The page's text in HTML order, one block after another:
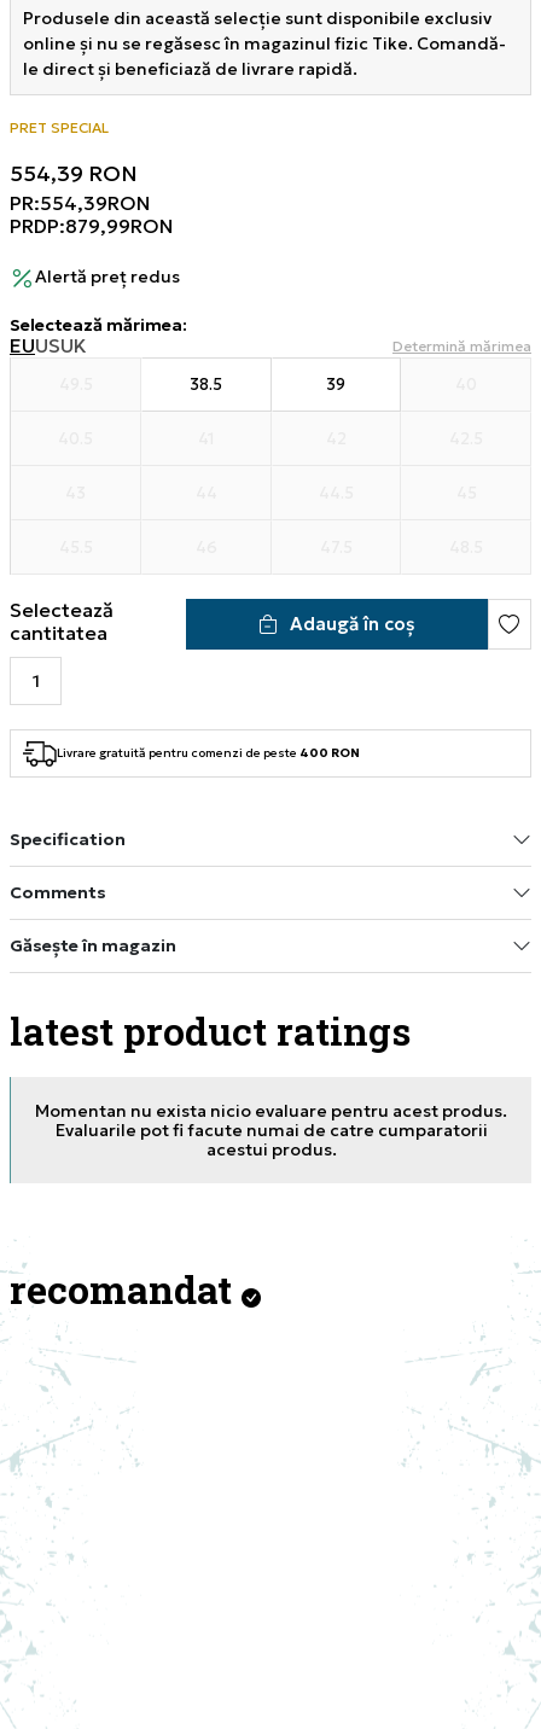
Produsele din această selecție sunt disponibile exclusiv
online și nu se regăsesc în magazinul fizic Tike. Comandă-
le direct și beneficiază de livrare rapidă.
PRET SPECIAL
554,39 RON
PR:554,39RON
PRDP:879,99RON
Alertă preț redus
Selectează mărimea:
EUUSUK Determină mărimea
38.5 39
Selectează
cantitatea
Adaugă în coș
Livrare gratuită pentru comenzi de peste 400 RON
Specification
Comments
Găsește în magazin
latest product ratings
Momentan nu exista nicio evaluare pentru acest produs.
Evaluarile pot fi facute numai de catre cumparatorii
acestui produs.
recomandat